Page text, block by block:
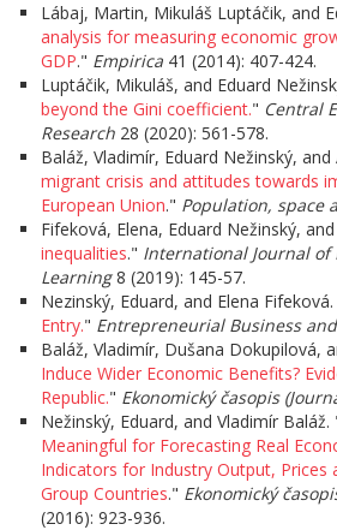
Lábaj, Martin, Mikuláš Luptáčik, and
analysis for measuring economic
GDP." Empirica41 (2014): 407-424.
Luptáčik, Mikuláš, and Eduard
beyond the Gini coefficient." Central
Research28 (2020): 561-578.
Baláž, Vladimír, Eduard Nežinský,
migrant crisis and attitudes towards
European Union." Population, space
Fifeková, Elena, Eduard Nežinský,
inequalities." International Journal of
Learning8 (2019): 145-57.
Nezinský, Eduard, and Elena
Entry." Entrepreneurial Business
Baláž, Vladimír, Dušana Dokupilová,
Induce Wider Economic Benefits?
Republic." Ekonomický časopis
Nežinský, Eduard, and Vladimír Baláž.
Meaningful for Forecasting Real
Indicators for Industry Output, Prices
Group Countries." Ekonomický
(2016): 923-936.